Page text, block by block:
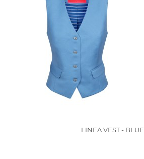
LINEA VEST - BLUE